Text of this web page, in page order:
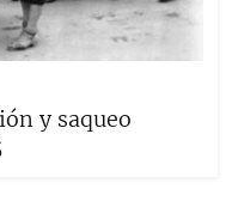
y saqueo